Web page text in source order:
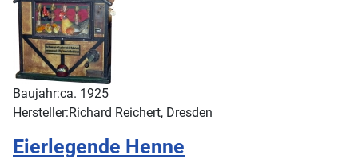
Baujahr:ca. 1925
Hersteller:Richard Reichert, Dresden
Eierlegende Henne